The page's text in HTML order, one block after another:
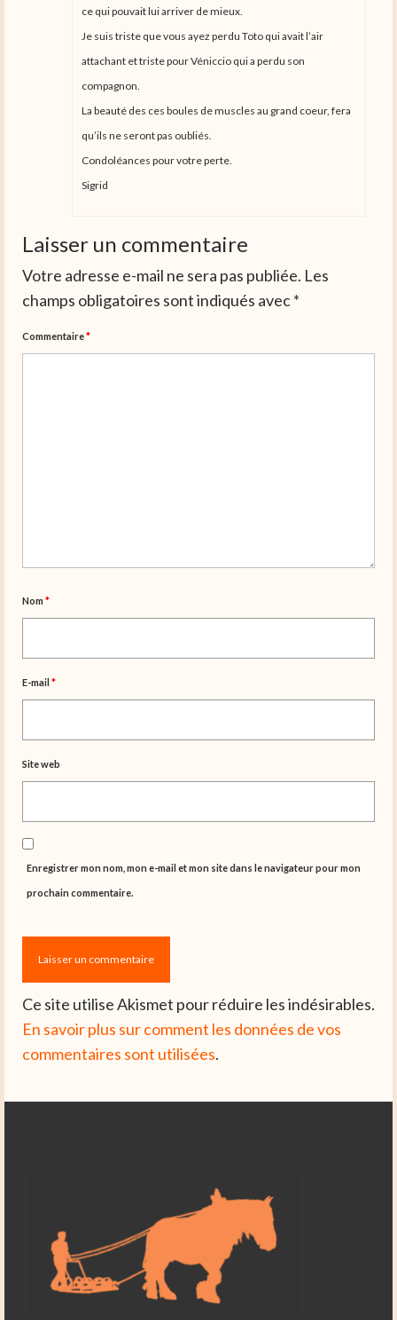
ce qui pouvait lui arriver de mieux.
Je suis triste que vous ayez perdu Toto qui avait l’air
attachant et triste pour Véniccio qui a perdu son
compagnon.
La beauté des ces boules de muscles au grand coeur, fera
qu’ils ne seront pas oubliés.
Condoléances pour votre perte.
Sigrid
Laisser un commentaire
Votre adresse e-mail ne sera pas publiée. Les
champs obligatoires sont indiqués avec*
Commentaire*
Nom *
E-mail *
Site web
Enregistrer mon nom, mon e-mail et mon site dans le navigateur pour mon
prochain commentaire.
Ce site utilise Akismet pour réduire les indésirables.
En savoir plus sur comment les données de vos
commentaires sont utilisées.